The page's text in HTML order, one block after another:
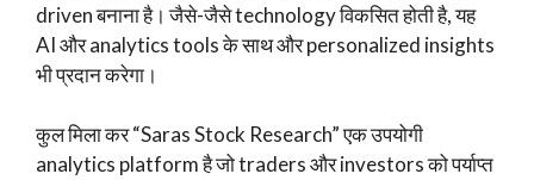
driven बनाना है। जैसे-जैसे technology विकसित होती है, यह
AI और analytics tools के साथ और personalized insights
भी प्रदान करेगा।
कुल मिला कर “Saras Stock Research” एक उपयोगी
analytics platform है जो traders और investors को पर्याप्त